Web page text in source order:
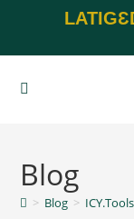
Blog
> Blog >